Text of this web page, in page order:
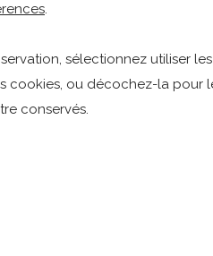
.
sélectionnez utiliser
cookies, ou décochez-la pour
conservés.